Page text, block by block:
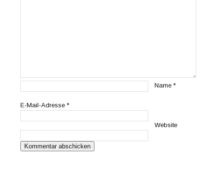
Name*
E-Mail-Adresse*
Website